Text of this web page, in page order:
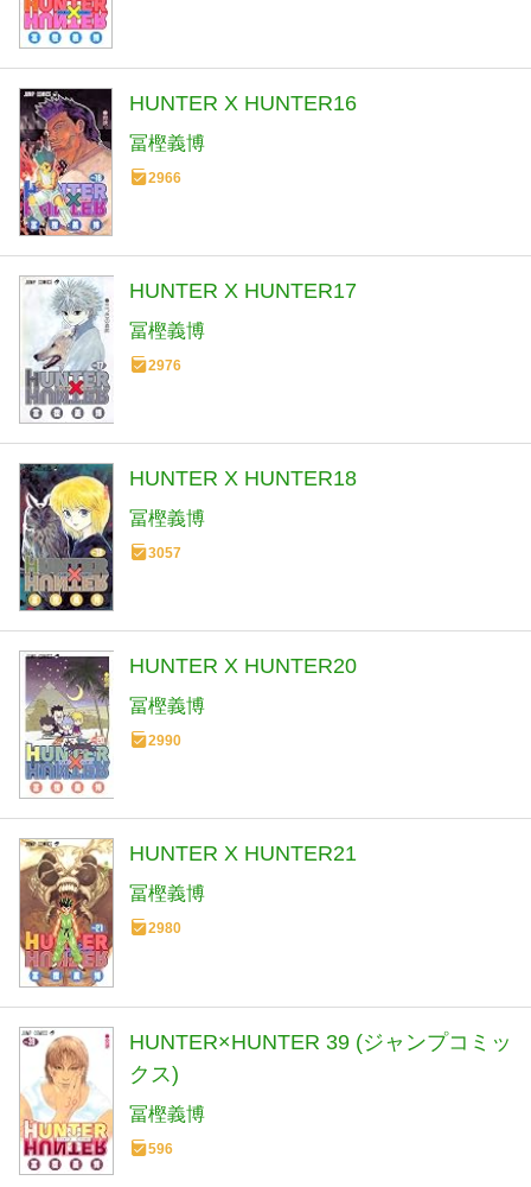
HUNTER X HUNTER16
冨樫義博
2966
HUNTER X HUNTER17
冨樫義博
2976
HUNTER X HUNTER18
冨樫義博
3057
HUNTER X HUNTER20
冨樫義博
2990
HUNTER X HUNTER21
冨樫義博
2980
HUNTER×HUNTER 39 (ジャンプコミッ
クス)
冨樫義博
596